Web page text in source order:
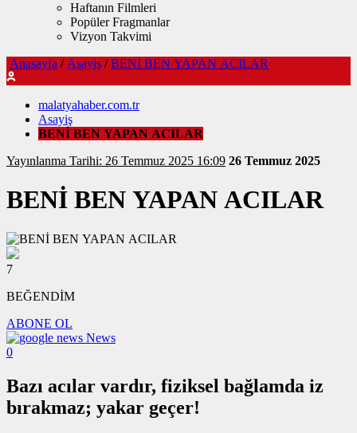
Haftanın Filmleri
Popüler Fragmanlar
Vizyon Takvimi
Anasayfa / Asayiş / BENİ BEN YAPAN ACILAR
malatyahaber.com.tr
Asayiş
BENİ BEN YAPAN ACILAR
Yayınlanma Tarihi: 26 Temmuz 2025 16:09 26 Temmuz 2025
BENİ BEN YAPAN ACILAR
7
BEĞENDİM
ABONE OL
News
0
Bazı acılar vardır, fiziksel bağlamda iz
bırakmaz; yakar geçer!